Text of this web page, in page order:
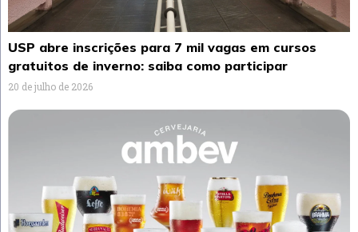
USP abre inscrições para 7 mil vagas em cursos
gratuitos de inverno: saiba como participar
20 de julho de 2026